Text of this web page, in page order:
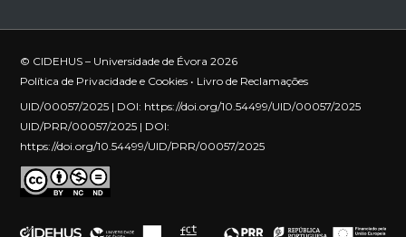
© CIDEHUS – Universidade de Évora 2026
Política de Privacidade e Cookies • Livro de Reclamações
UID/00057/2025 | DOI: https://doi.org/10.54499/UID/00057/2025
UID/PRR/00057/2025 | DOI:
https://doi.org/10.54499/UID/PRR/00057/2025